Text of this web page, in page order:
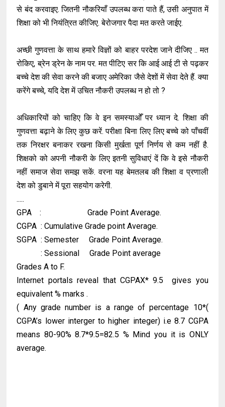
से बंद करवाइए. जितनी नौकरियाँ उपलब्ध करा पाते हैं, उसी अनुपात में
शिक्षा को भी नियंत्रित कीजिए. बेरोजगार पैदा मत करते जाईए.
अच्छी गुणवत्ता के साथ हमारे विज्ञों को बाहर परदेश जाने दीजिए .. मत
रोकिए, ब्रेन ड्रेन के नाम पर. मत पीटिए सर कि आई आई टी से पढ़कर
बच्चे देश की सेवा करने की बजाए अमेरिका जैसे देशों में सेवा देते हैं. क्या
करेंगे बच्चे, यदि देश में उचित नौकरी उपलब्ध न हो तो ?
अधिकारियों को चाहिए कि वे इन समस्याओँ पर ध्यान दे. शिक्षा की
गुणवत्ता बढ़ाने के लिए कुछ करें. परीक्षा बिना लिए लिए बच्चे को पाँचवीं
तक निरक्षर बनाकर रखना किसी मुर्खता पूर्ण निर्णय से कम नहीं है.
शिक्षको को अपनी नौकरी के लिए इतनी सुविधाएं दें कि वे इसे नौकरी
नहीं समाज सेवा समझ सकें. वरना यह बेमतलब की शिक्षा व प्रणाली
देश को डुबाने में पूरा सहयोग करेगी.
.....
GPA : Grade Point Average.
CGPA : Cumulative Grade point Average.
SGPA : Semester Grade Point Average.
: Sessional Grade Point average
Grades A to F.
Internet portals reveal that CGPAX* 9.5 gives you
equivalent % marks .
( Any grade number is a range of percentage 10*(
CGPA’s lower interger to higher integer) i.e 8.7 CGPA
means 80-90% 8.7*9.5=82.5 % Mind you it is ONLY
average.